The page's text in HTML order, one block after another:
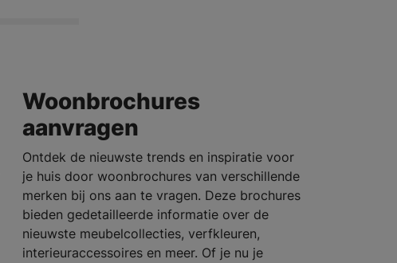
Woonbrochures
aanvragen
Ontdek de nieuwste trends en inspiratie voor
je huis door woonbrochures van verschillende
merken bij ons aan te vragen. Deze brochures
bieden gedetailleerde informatie over de
nieuwste meubelcollecties, verfkleuren,
interieuraccessoires en meer. Of je nu je